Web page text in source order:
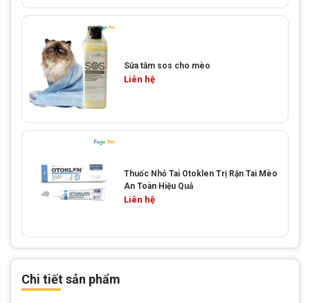
Chi tiết sản phẩm
Sữa tắm sos cho mèo
Liên hệ
Thuốc Nhỏ Tai Otoklen Trị Rận Tai Mèo
An Toàn Hiệu Quả
Liên hệ